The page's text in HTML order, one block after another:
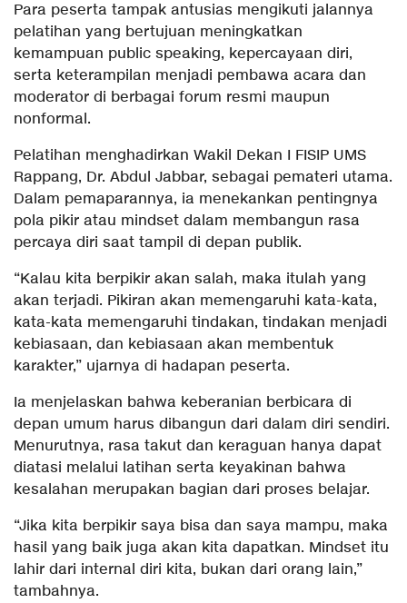
Para peserta tampak antusias mengikuti jalannya
pelatihan yang bertujuan meningkatkan
kemampuan public speaking, kepercayaan diri,
serta keterampilan menjadi pembawa acara dan
moderator di berbagai forum resmi maupun
nonformal.
Pelatihan menghadirkan Wakil Dekan I FISIP UMS
Rappang, Dr. Abdul Jabbar, sebagai pemateri utama.
Dalam pemaparannya, ia menekankan pentingnya
pola pikir atau mindset dalam membangun rasa
percaya diri saat tampil di depan publik.
“Kalau kita berpikir akan salah, maka itulah yang
akan terjadi. Pikiran akan memengaruhi kata-kata,
kata-kata memengaruhi tindakan, tindakan menjadi
kebiasaan, dan kebiasaan akan membentuk
karakter,” ujarnya di hadapan peserta.
Ia menjelaskan bahwa keberanian berbicara di
depan umum harus dibangun dari dalam diri sendiri.
Menurutnya, rasa takut dan keraguan hanya dapat
diatasi melalui latihan serta keyakinan bahwa
kesalahan merupakan bagian dari proses belajar.
“Jika kita berpikir saya bisa dan saya mampu, maka
hasil yang baik juga akan kita dapatkan. Mindset itu
lahir dari internal diri kita, bukan dari orang lain,”
tambahnya.